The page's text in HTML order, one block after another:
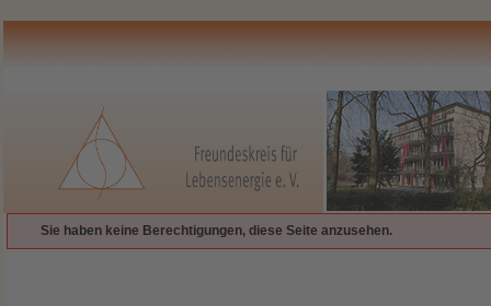
Sie haben keine Berechtigungen, diese Seite anzusehen.